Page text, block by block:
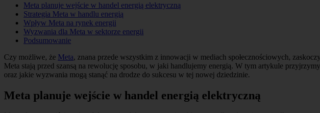
Meta planuje wejście w handel energią elektryczną
Strategia Meta w handlu energią
Wpływ Meta na rynek energii
Wyzwania dla Meta w sektorze energii
Podsumowanie
Czy możliwe, że Meta, znana przede wszystkim z innowacji w mediach społecznościowych,
Meta stają przed szansą na rewolucję sposobu, w jaki handlujemy energią. W tym artykule
oraz jakie wyzwania mogą stanąć na drodze do sukcesu w tej nowej dziedzinie.
Meta planuje wejście w handel energią elektryczną